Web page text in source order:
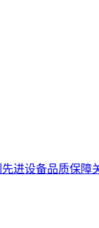
先进设备品质保障